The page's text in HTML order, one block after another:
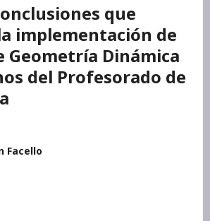
que
implementación de
Geometría Dinámica
del Profesorado de
Facello